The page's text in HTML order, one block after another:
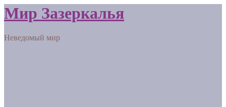
Мир Зазеркалья
Неведомый мир